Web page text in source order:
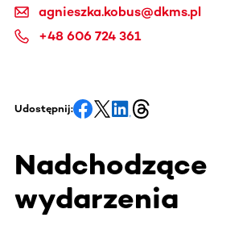
agnieszka.kobus@dkms.pl
+48 606 724 361
Udostępnij:
Nadchodzące
wydarzenia